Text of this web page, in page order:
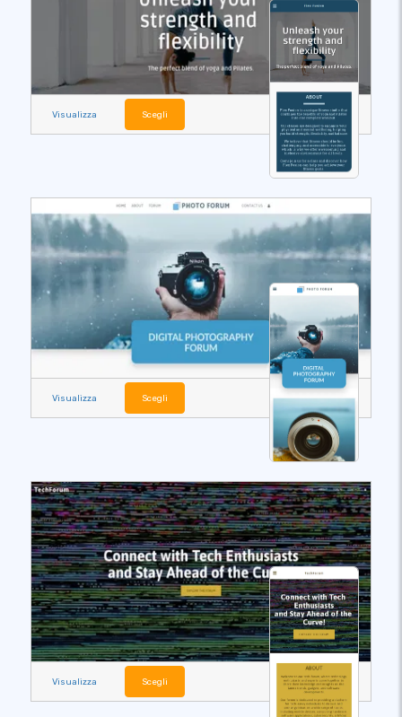
Visualizza Scegli
Visualizza Scegli
Visualizza Scegli